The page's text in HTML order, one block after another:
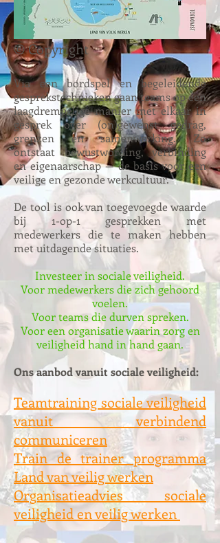
Via een bordspel en begeleidende
gesprekstechnieken gaan teams op een
laagdrempelige manier met elkaar in
gesprek over (on)gewenst gedrag,
grenzen en samenwerking. Zo
ontstaat bewustwording, verbinding
en eigenaarschap — de basis voor een
veilige en gezonde werkcultuur.
De tool is ook van toegevoegde waarde
bij 1-op-1 gesprekken met
medewerkers die te maken hebben
met uitdagende situaties.
Investeer in sociale veiligheid.
Voor medewerkers die zich gehoord
voelen.
Voor teams die durven spreken.
Voor een organisatie waarin zorg en
veiligheid hand in hand gaan.
Ons aanbod vanuit sociale veiligheid:
Teamtraining sociale veiligheid
vanuit verbindend
communiceren
Train de trainer programma
Land van veilig werken
Organisatieadvies sociale
veiligheid en veilig werken
© Copyright